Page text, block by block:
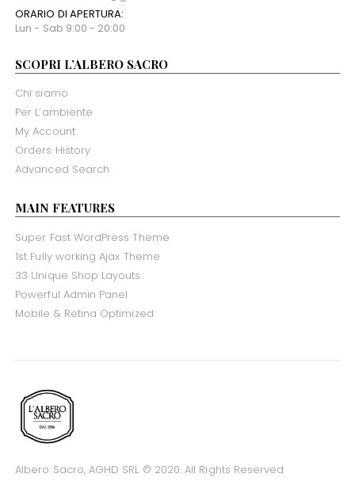
ORARIO DI APERTURA:
Lun - Sab 9:00 - 20:00
SCOPRI L’ALBERO SACRO
Chi siamo
Per L’ambiente
My Account
Orders History
Advanced Search
MAIN FEATURES
Super Fast WordPress Theme
1st Fully working Ajax Theme
33 Unique Shop Layouts
Powerful Admin Panel
Mobile & Retina Optimized
Albero Sacro, AGHD SRL © 2020. All Rights Reserved